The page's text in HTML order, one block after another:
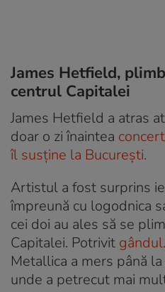
James Hetfield,
centrul Capitalei
James Hetfield a atras
doar o zi înaintea
îl susține la București.
Artistul a fost surprins
împreună cu logodnica
cei doi au ales să se
Capitalei. Potrivit
Metallica a mers până
unde a petrecut mai